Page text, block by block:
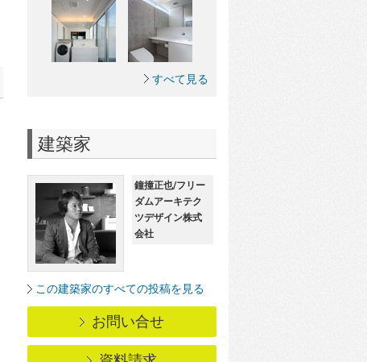
すべて見る
建築家
鐘撞正也/フリー
ダムアーキテク
ツデザイン株式
会社
この建築家のすべての投稿を見る
お問い合せ